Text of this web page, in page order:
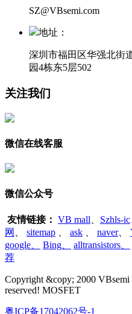
SZ@VBsemi.com
地址：
深圳市福田区华强北街
园4栋东5层502
关注我们
微信在线客服
微信公众号
友情链接： VB mall Szhls-ic
网
sitemap ask naver、
google
Bing alltransistors
荐
Copyright &copy; 2000
reserved! MOSFET
粤ICP备17042062号-1